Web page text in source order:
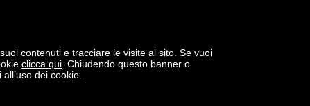
contenuti e tracciare le visite al sito. Se vuoi
clicca qui . Chiudendo questo banner o
dei cookie.